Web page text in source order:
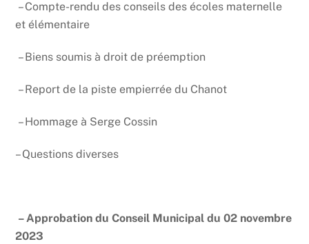
– Compte-rendu des conseils des écoles maternelle
et élémentaire
– Biens soumis à droit de préemption
– Report de la piste empierrée du Chanot
– Hommage à Serge Cossin
– Questions diverses
– Approbation du Conseil Municipal du 02 novembre
2023